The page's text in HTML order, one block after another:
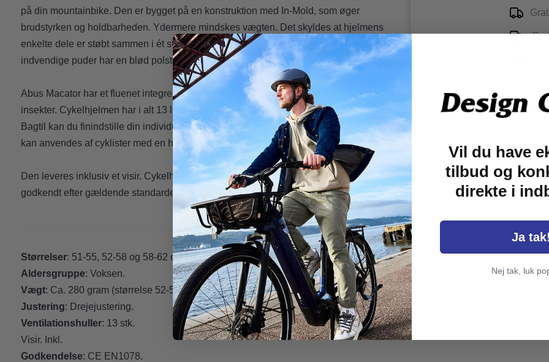
på din mountainbike. Den er bygget på en konstruktion med In-Mold, som øger
brudstyrken og holdbarheden. Ydermere mindskes vægten. Det skyldes at hjelmens
enkelte dele er støbt sammen i ét stykke. Hjelmen har en komfortabel pasform, og de
indvendige puder har en blød polstring.
Abus Macator har et fluenet integreret, som har en beskyttende virkning mod
insekter. Cykelhjelmen har i alt 13 luftkanaler, heraf 8 luftudgange og 5 luftindgange.
Bagtil kan du finindstille din individuelle pasform ved brug af skruespænden. Den
kan anvendes af cyklister med en hestehale.
Den leveres inklusiv et visir. Cykelhjelmen har en høj beskyttelsesevne, og den er
godkendt efter gældende standarder. Vælg mellem flotte farverige modeller.
Størrelser: 51-55, 52-58 og 58-62 cm.
Aldersgruppe: Voksen.
Vægt: Ca. 280 gram (størrelse 52-58).
Justering: Drejejustering.
Ventilationshuller: 13 stk.
Visir. Inkl.
Godkendelse: CE EN1078.
Du
5-
Vil du have
tilbud og
direkte i
Ja tak!
Nej tak, luk